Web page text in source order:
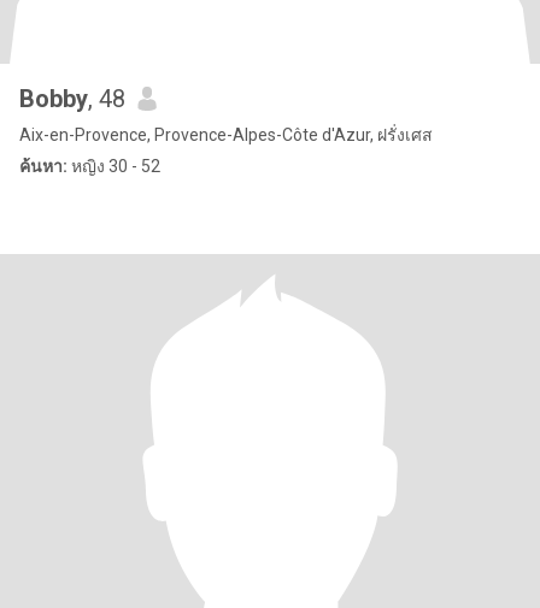
Bobby, 48
Aix-en-Provence, Provence-Alpes-Côte d'Azur, ฝรั่งเศส
ค้นหา: หญิง 30 - 52